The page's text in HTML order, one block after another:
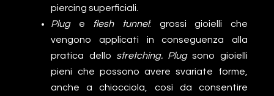
piercing superficiali.
Pluge flesh tunnel: grossi gioielli che
vengono applicati in conseguenza alla
pratica dello stretching. Plugsono gioielli
pieni che possono avere svariate forme,
anche a chiocciola, così da consentire